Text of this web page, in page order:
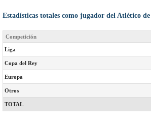
Estadísticas totales como jugador del Atlético
Competición
Liga
Copa del Rey
Europa
Otros
TOTAL